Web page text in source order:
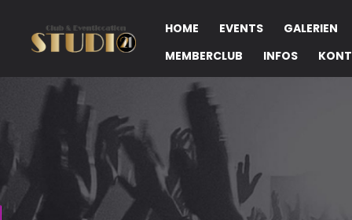
HOME EVENTS
GALERIEN
MEMBERCLUB
INFOS